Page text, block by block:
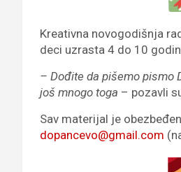
Kreativna novogodišnja
deci uzrasta 4 do 10
– Dođite da pišemo pismo
još mnogo toga – pozavli
Sav materijal je
dopancevo@gmail.com